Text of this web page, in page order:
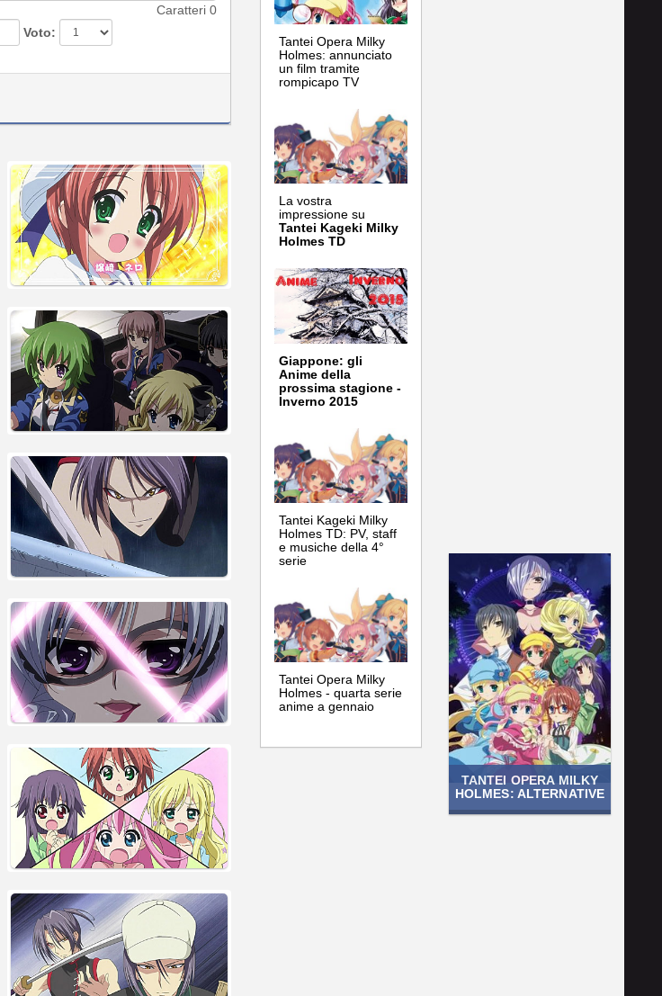
Caratteri 0
Voto:
Tantei Opera Milky
Holmes: annunciato
un film tramite
rompicapo TV
La vostra
impressione su
Tantei Kageki Milky
Holmes TD
Giappone: gli
Anime della
prossima stagione -
Inverno 2015
Tantei Kageki Milky
Holmes TD: PV, staff
e musiche della 4°
serie
Tantei Opera Milky
Holmes - quarta serie
anime a gennaio
TANTEI OPERA MILKY
HOLMES: ALTERNATIVE